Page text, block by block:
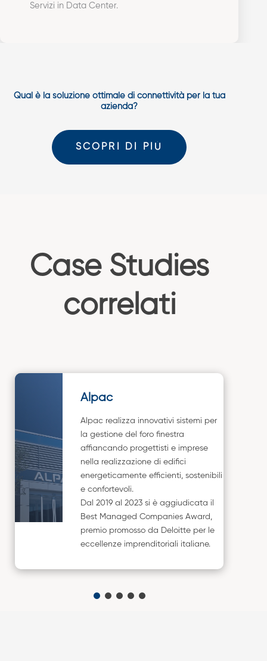
Servizi in Data Center.
Qual è la soluzione ottimale di connettività per la tua
azienda?
SCOPRI DI PIÙ
Case Studies
correlati
Alpac
Alpac realizza innovativi sistemi per
la gestione del foro finestra
affiancando progettisti e imprese
nella realizzazione di edifici
energeticamente efficienti, sostenibili
e confortevoli.
Dal 2019 al 2023 si è aggiudicata il
Best Managed Companies Award,
premio promosso da Deloitte per le
eccellenze imprenditoriali italiane.